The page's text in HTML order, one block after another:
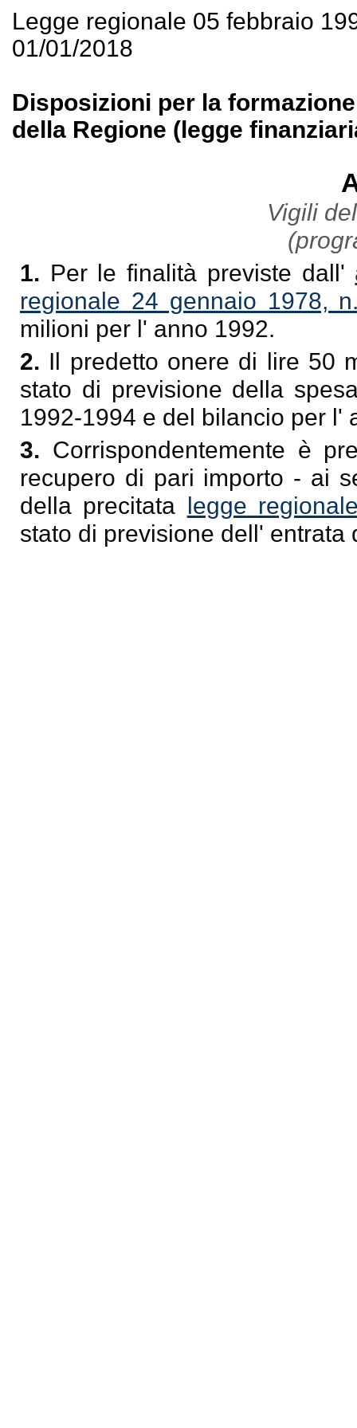
Legge regionale 05 febbraio
01/01/2018
Disposizioni per la
della Regione (legge
Vigili
1. Per le finalità previste dall'
regionale 24 gennaio 1978,
milioni per l' anno 1992.
2. Il predetto onere di lire 50
stato di previsione della
1992-1994 e del bilancio per l'
3. Corrispondentemente è
recupero di pari importo - ai
della precitata legge
stato di previsione dell' entrata